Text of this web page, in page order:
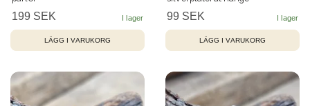
199 SEK 99 SEK